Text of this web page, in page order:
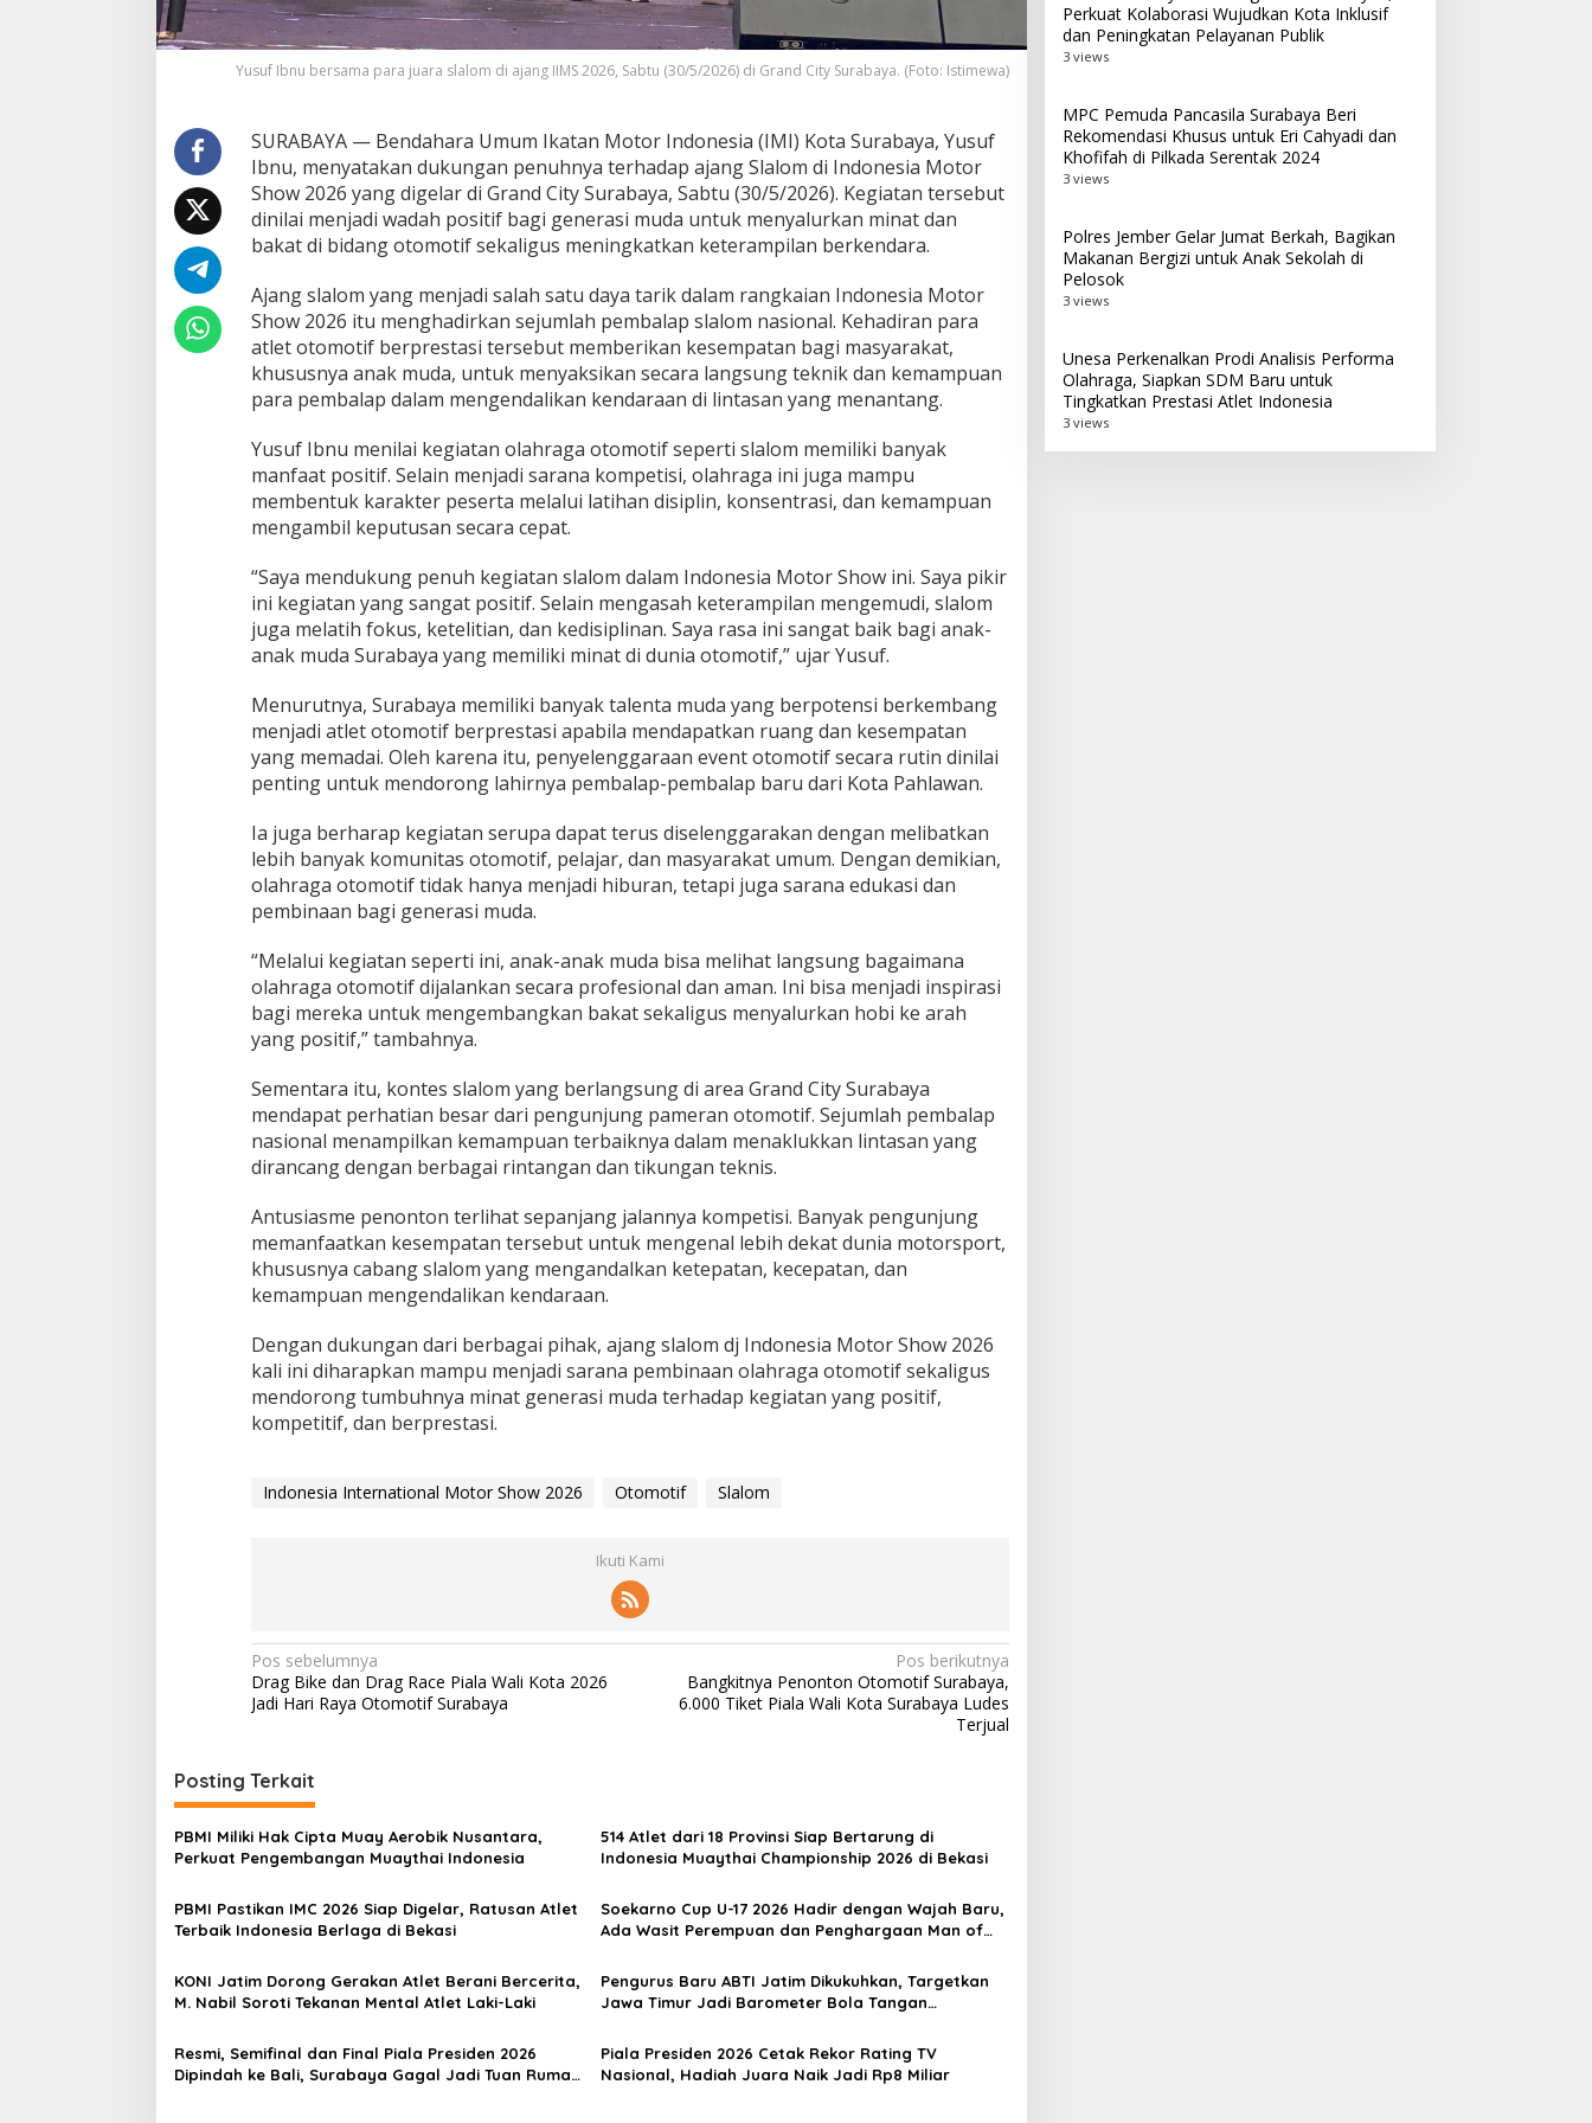
a
o
m
I
I
M
S
2
0
6
,
D
o
r
o
P
e
m
u
S
u
r
a
y
a
K
e
b
a
n
g
k
B
a
k
a
t
o
m
o
f
Yusuf Ibnu bersama para juara slalom di ajang IIMS 2026, Sabtu (30/5/2026) di Grand City Surabaya. (Foto: Istimewa)
SURABAYA — Bendahara Umum Ikatan Motor Indonesia (IMI) Kota Surabaya, Yusuf
Ibnu, menyatakan dukungan penuhnya terhadap ajang Slalom di Indonesia Motor
Show 2026 yang digelar di Grand City Surabaya, Sabtu (30/5/2026). Kegiatan tersebut
dinilai menjadi wadah positif bagi generasi muda untuk menyalurkan minat dan
bakat di bidang otomotif sekaligus meningkatkan keterampilan berkendara.
Ajang slalom yang menjadi salah satu daya tarik dalam rangkaian Indonesia Motor
Show 2026 itu menghadirkan sejumlah pembalap slalom nasional. Kehadiran para
atlet otomotif berprestasi tersebut memberikan kesempatan bagi masyarakat,
khususnya anak muda, untuk menyaksikan secara langsung teknik dan kemampuan
para pembalap dalam mengendalikan kendaraan di lintasan yang menantang.
Yusuf Ibnu menilai kegiatan olahraga otomotif seperti slalom memiliki banyak
manfaat positif. Selain menjadi sarana kompetisi, olahraga ini juga mampu
membentuk karakter peserta melalui latihan disiplin, konsentrasi, dan kemampuan
mengambil keputusan secara cepat.
“Saya mendukung penuh kegiatan slalom dalam Indonesia Motor Show ini. Saya pikir
ini kegiatan yang sangat positif. Selain mengasah keterampilan mengemudi, slalom
juga melatih fokus, ketelitian, dan kedisiplinan. Saya rasa ini sangat baik bagi anak-
anak muda Surabaya yang memiliki minat di dunia otomotif,” ujar Yusuf.
Menurutnya, Surabaya memiliki banyak talenta muda yang berpotensi berkembang
menjadi atlet otomotif berprestasi apabila mendapatkan ruang dan kesempatan
yang memadai. Oleh karena itu, penyelenggaraan event otomotif secara rutin dinilai
penting untuk mendorong lahirnya pembalap-pembalap baru dari Kota Pahlawan.
Ia juga berharap kegiatan serupa dapat terus diselenggarakan dengan melibatkan
lebih banyak komunitas otomotif, pelajar, dan masyarakat umum. Dengan demikian,
olahraga otomotif tidak hanya menjadi hiburan, tetapi juga sarana edukasi dan
pembinaan bagi generasi muda.
“Melalui kegiatan seperti ini, anak-anak muda bisa melihat langsung bagaimana
olahraga otomotif dijalankan secara profesional dan aman. Ini bisa menjadi inspirasi
bagi mereka untuk mengembangkan bakat sekaligus menyalurkan hobi ke arah
yang positif,” tambahnya.
Sementara itu, kontes slalom yang berlangsung di area Grand City Surabaya
mendapat perhatian besar dari pengunjung pameran otomotif. Sejumlah pembalap
nasional menampilkan kemampuan terbaiknya dalam menaklukkan lintasan yang
dirancang dengan berbagai rintangan dan tikungan teknis.
Antusiasme penonton terlihat sepanjang jalannya kompetisi. Banyak pengunjung
memanfaatkan kesempatan tersebut untuk mengenal lebih dekat dunia motorsport,
khususnya cabang slalom yang mengandalkan ketepatan, kecepatan, dan
kemampuan mengendalikan kendaraan.
Dengan dukungan dari berbagai pihak, ajang slalom dj Indonesia Motor Show 2026
kali ini diharapkan mampu menjadi sarana pembinaan olahraga otomotif sekaligus
mendorong tumbuhnya minat generasi muda terhadap kegiatan yang positif,
kompetitif, dan berprestasi.
Indonesia International Motor Show 2026 Otomotif Slalom
Ikuti Kami
N
a
i
g
a
s
i
p
s
Pos sebelumnya
Drag Bike dan Drag Race Piala Wali Kota 2026
Jadi Hari Raya Otomotif Surabaya
Pos berikutnya
Bangkitnya Penonton Otomotif Surabaya,
6.000 Tiket Piala Wali Kota Surabaya Ludes
Terjual
Posting Terkait
PBMI Miliki Hak Cipta Muay Aerobik Nusantara,
Perkuat Pengembangan Muaythai Indonesia
514 Atlet dari 18 Provinsi Siap Bertarung di
Indonesia Muaythai Championship 2026 di Bekasi
PBMI Pastikan IMC 2026 Siap Digelar, Ratusan Atlet
Terbaik Indonesia Berlaga di Bekasi
Soekarno Cup U-17 2026 Hadir dengan Wajah Baru,
Ada Wasit Perempuan dan Penghargaan Man of
KONI Jatim Dorong Gerakan Atlet Berani Bercerita,
M. Nabil Soroti Tekanan Mental Atlet Laki-Laki
Pengurus Baru ABTI Jatim Dikukuhkan, Targetkan
Jawa Timur Jadi Barometer Bola Tangan
Resmi, Semifinal dan Final Piala Presiden 2026
Dipindah ke Bali, Surabaya Gagal Jadi Tuan Rumah
Piala Presiden 2026 Cetak Rekor Rating TV
Nasional, Hadiah Juara Naik Jadi Rp8 Miliar
Perkuat Kolaborasi Wujudkan Kota Inklusif
dan Peningkatan Pelayanan Publik
3 views
MPC Pemuda Pancasila Surabaya Beri
Rekomendasi Khusus untuk Eri Cahyadi dan
Khofifah di Pilkada Serentak 2024
3 views
Polres Jember Gelar Jumat Berkah, Bagikan
Makanan Bergizi untuk Anak Sekolah di
Pelosok
3 views
Unesa Perkenalkan Prodi Analisis Performa
Olahraga, Siapkan SDM Baru untuk
Tingkatkan Prestasi Atlet Indonesia
3 views